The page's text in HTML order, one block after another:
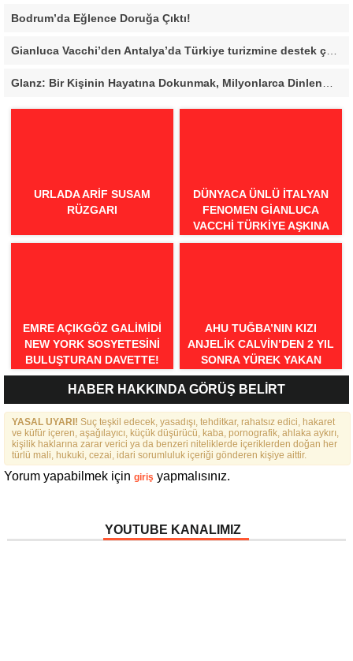
Bodrum’da Eğlence Doruğa Çıktı!
Gianluca Vacchi’den Antalya’da Türkiye turizmine destek çağrısı
URLADA ARIF SUSAM
RÜZGARI
DÜNYACA ÜNLÜ İTALYAN
FENOMEN GIANLUCA
VACCHI TÜRKIYE AŞKINA
GELIYOR!
EMRE AÇIKGÖZ GALIMIDI
NEW YORK SOSYETESINI
BULUŞTURAN DAVETTE!
AHU TUĞBA’NIN KIZI
ANJELİK CALVİN’DEN 2 YIL
SONRA YÜREK YAKAN
İTİRAFLAR
HABER HAKKINDA GÖRÜŞ BELİRT
YASAL UYARI! Suç teşkil edecek, yasadışı, tehditkar, rahatsız edici, hakaret
ve küfür içeren, aşağılayıcı, küçük düşürücü, kaba, pornografik, ahlaka aykırı,
kişilik haklarına zarar verici ya da benzeri niteliklerde içeriklerden doğan her
türlü mali, hukuki, cezai, idari sorumluluk içeriği gönderen kişiye aittir.
Yorum yapabilmek için giriş yapmalısınız.
YOUTUBE KANALIMIZ